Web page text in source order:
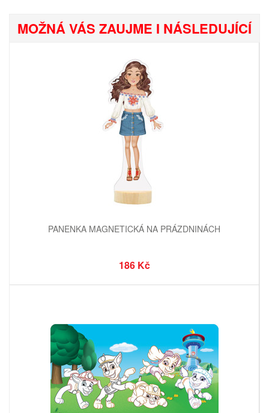
MOŽNÁ VÁS ZAUJME I NÁSLEDUJÍCÍ
PANENKA MAGNETICKÁ NA PRÁZDNINÁCH
186 Kč